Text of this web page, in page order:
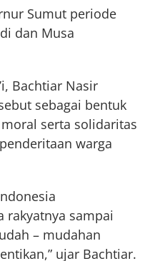
Sumut periode
dan Musa
Bachtiar Nasir
sebagai bentuk
serta solidaritas
warga
rakyatnya sampai
– mudahan
ujar Bachtiar.